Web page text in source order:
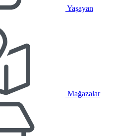
Yaşayan
Mağazalar